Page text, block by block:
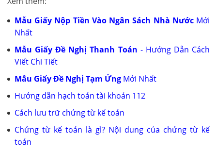
Mẫu Giấy Nộp Tiền Vào Ngân Sách Nhà NướcMới
Nhất
Mẫu Giấy Đề Nghị Thanh Toán - Hướng Dẫn Cách
Viết Chi Tiết
Mẫu Giấy Đề Nghị Tạm Ứng Mới Nhất
Hướng dẫn hạch toán tài khoản 112
Cách lưu trữ chứng từ kế toán
Chứng từ kế toán là gì? Nội dung của chứng từ kế
toán